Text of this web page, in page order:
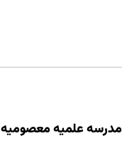
مدرسه علمیه معصومیه